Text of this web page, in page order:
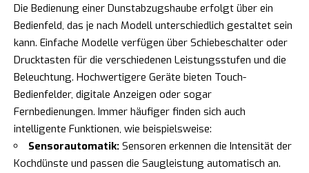
Die Bedienung einer Dunstabzugshaube erfolgt über ein
Bedienfeld, das je nach Modell unterschiedlich gestaltet sein
kann. Einfache Modelle verfügen über Schiebeschalter oder
Drucktasten für die verschiedenen Leistungsstufen und die
Beleuchtung. Hochwertigere Geräte bieten Touch-
Bedienfelder, digitale Anzeigen oder sogar
Fernbedienungen. Immer häufiger finden sich auch
intelligente Funktionen, wie beispielsweise:
Sensorautomatik: Sensoren erkennen die Intensität der
Kochdünste und passen die Saugleistung automatisch an.